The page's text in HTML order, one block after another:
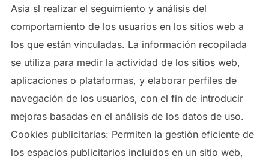
Asia sl realizar el seguimiento y análisis del
comportamiento de los usuarios en los sitios web a
los que están vinculadas. La información recopilada
se utiliza para medir la actividad de los sitios web,
aplicaciones o plataformas, y elaborar perfiles de
navegación de los usuarios, con el fin de introducir
mejoras basadas en el análisis de los datos de uso.
Cookies publicitarias: Permiten la gestión eficiente de
los espacios publicitarios incluidos en un sitio web,